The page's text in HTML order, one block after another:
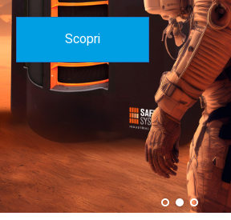
Scopri
Scopri